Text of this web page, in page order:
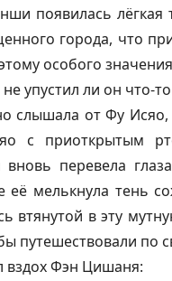
появилась
города, что
особого
не упустил ли он что-
слышала от Фу Исяо,
с приоткрытым
перевела
её мелькнула тень
втянутой в эту
путешествовали по
вздох Фэн Цишаня: